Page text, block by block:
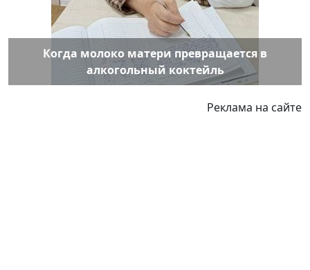
Когда молоко матери превращается в
алкогольный коктейль
Реклама на сайте